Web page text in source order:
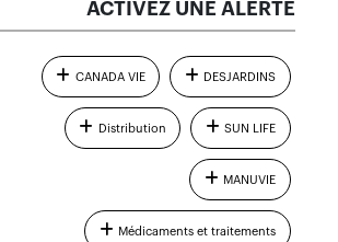
ACTIVEZ UNE ALERTE
CANADA VIE DESJARDINS
Distribution SUN LIFE
MANUVIE
Médicaments et traitements